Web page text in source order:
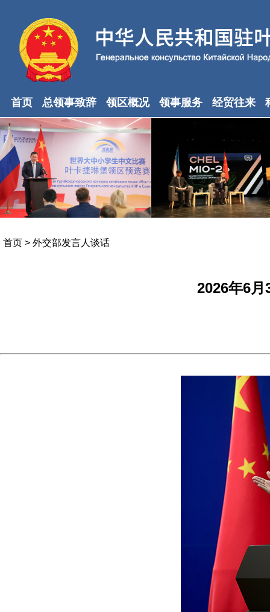
首页 总领事致辞 领区概况 领事服务 经贸往来
首页 > 外交部发言人谈话
2026年6